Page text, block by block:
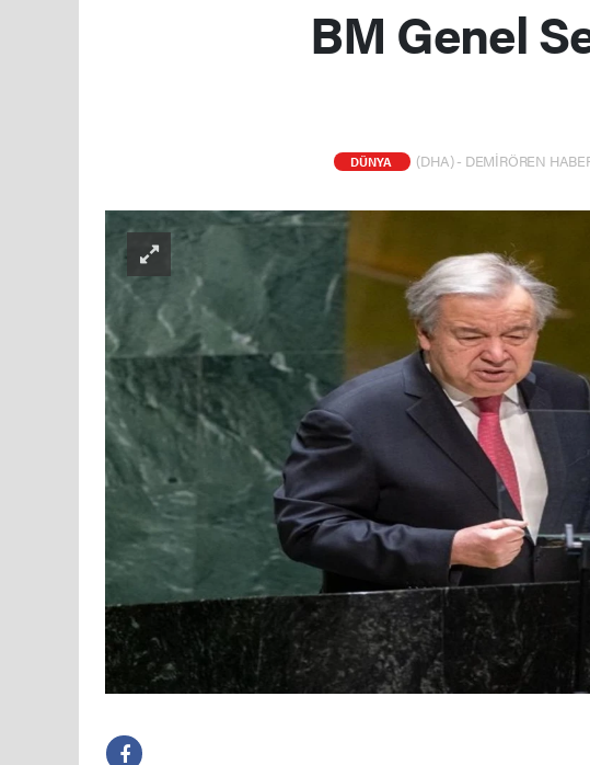
BM Genel
DÜNYA (DHA) - DEMİRÖREN